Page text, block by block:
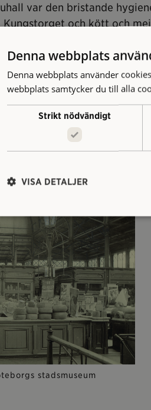
var den bristande
och kött och
hästar som rörde sig.
påbörjades en
Intresset var enormt.
fram genom
i Stora Saluhallen,
stadsmuseum
Denna webbplats
Denna webbplats använder
webbplats samtycker du till alla
Strikt nödvändigt
VISA DETALJER